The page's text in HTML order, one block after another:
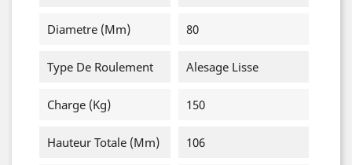
Diametre (mm) 80
Type De Roulement Alesage Lisse
Charge (Kg) 150
Hauteur Totale (mm) 106